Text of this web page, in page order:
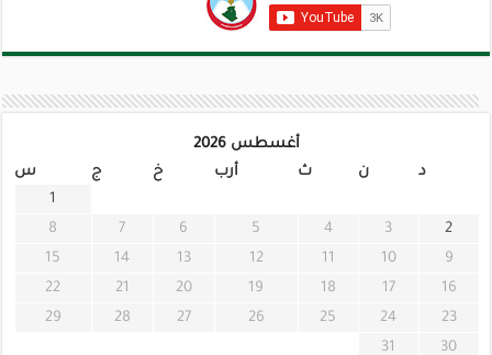
أغسطس 2026
د
ن ث أرب خ ج
س
1
2
3
4
5
6
7
8
9
10
11
12
13
14
15
16
17
18
19
20
21
22
23
24
25
26
27
28
29
30
31